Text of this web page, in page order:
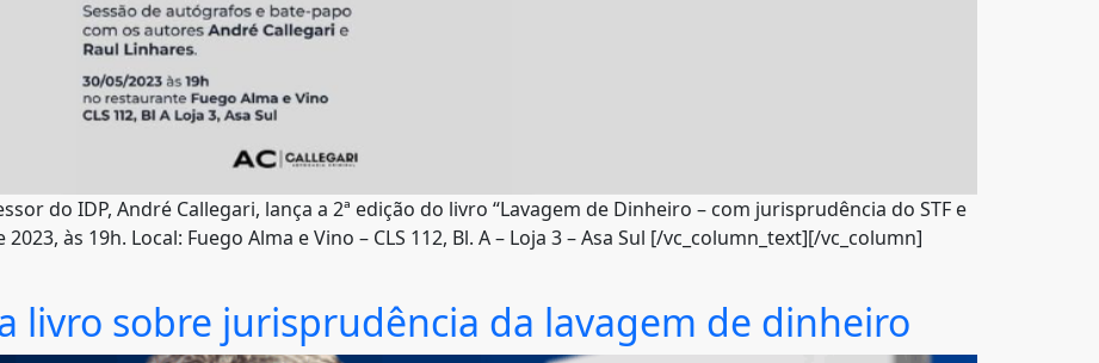
do IDP, André Callegari, lança a 2ª edição do livro “Lavagem de Dinheiro – com jurisprudência do STF e
às 19h. Local: Fuego Alma e Vino – CLS 112, Bl. A – Loja 3 – Asa Sul [/vc_column_text][/vc_column]
livro sobre jurisprudência da lavagem de dinheiro